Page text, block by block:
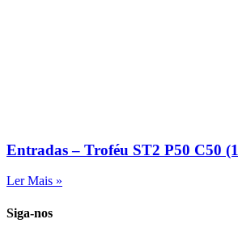
Entradas – Troféu ST2 P50 C50
Ler Mais »
Siga-nos